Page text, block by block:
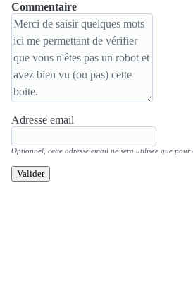
Commentaire
Adresse email
Optionnel, cette adresse email ne sera utilisée que
Valider